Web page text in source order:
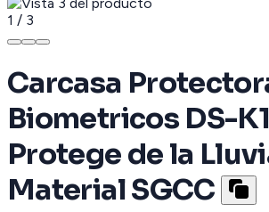
1 / 3
Carcasa
Biometricos DS-
Protege de la
Material SGCC